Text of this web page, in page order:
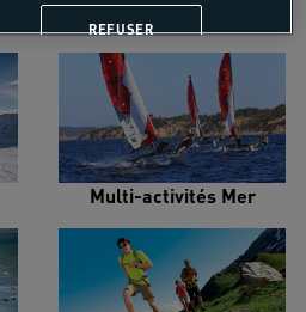
Snowboard
Multi-activités Mer
REFUSER